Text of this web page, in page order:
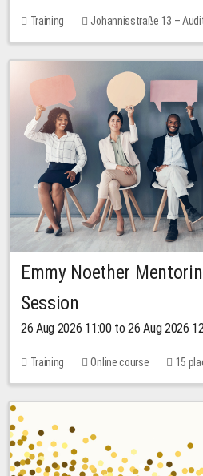
Training
Johannisstraße 13 –
No free places
Emmy Noether
Session
26 Aug 2026 11:00 to 26 Aug 2026
Training Online course 15